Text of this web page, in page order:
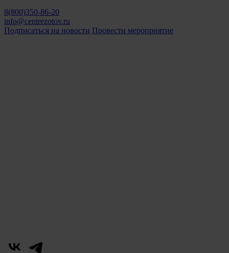
8(800)350-86-20
info@centrezotov.ru
Подписаться на новости Провести мероприятие